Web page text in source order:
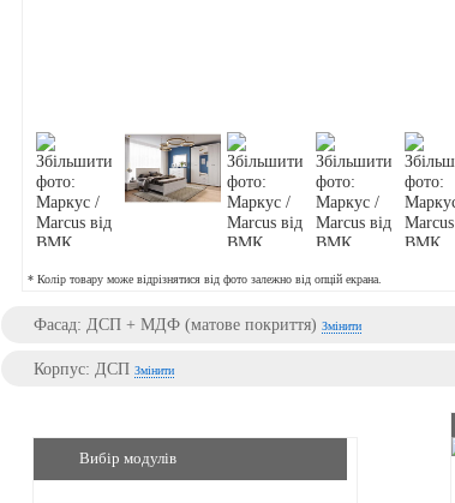
* Колір товару може відрізнятися від фото залежно від опцій екрана.
Фасад: ДСП + МДФ (матове покриття) Змінити
Корпус: ДСП Змінити
Вибір модулів